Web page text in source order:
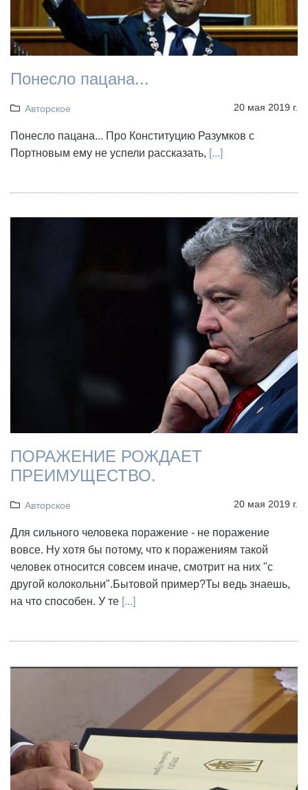
Понесло пацана...
Авторское 20 мая 2019 г.
Понесло пацана... Про Конституцию Разумков с
Портновым ему не успели рассказать, [...]
ПОРАЖЕНИЕ РОЖДАЕТ
ПРЕИМУЩЕСТВО.
Авторское 20 мая 2019 г.
Для сильного человека поражение - не поражение
вовсе. Ну хотя бы потому, что к поражениям такой
человек относится совсем иначе, смотрит на них "с
другой колокольни".Бытовой пример?Ты ведь знаешь,
на что способен. У те [...]